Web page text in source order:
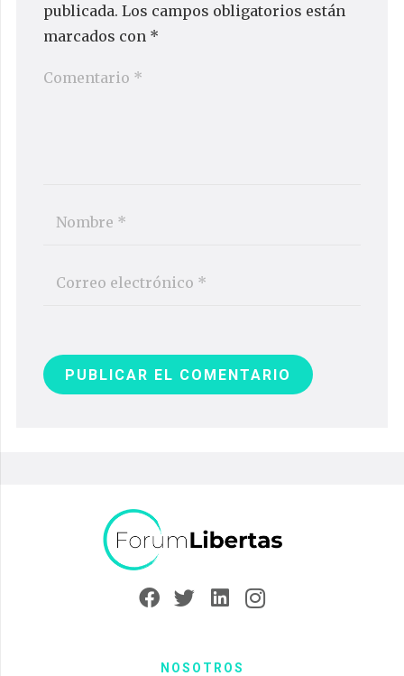
publicada. Los campos obligatorios están
marcados con *
PUBLICAR EL COMENTARIO
NOSOTROS